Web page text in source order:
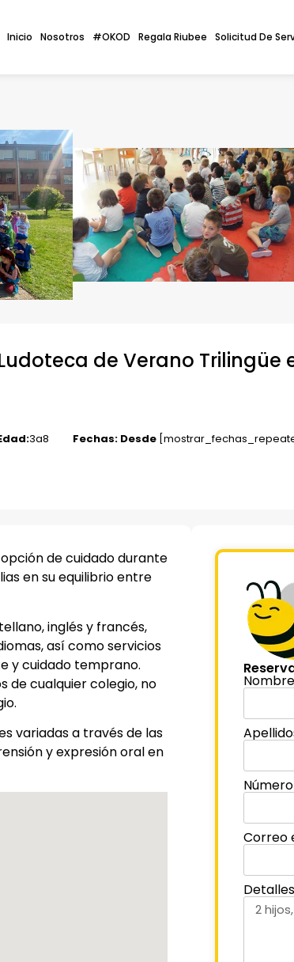
Inicio Nosotros #OKOD Regala Riubee Solicitud De
de Verano Trilingüe
3a8 Fechas: Desde
de cuidado durante
en su equilibrio entre
inglés y francés,
así como servicios
y cuidado temprano.
de cualquier colegio, no
variadas a través de las
y expresión oral en
Nombre
Correo
Detalles